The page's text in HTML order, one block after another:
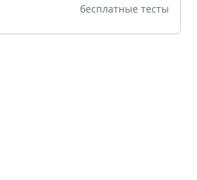
бесплатные тесты